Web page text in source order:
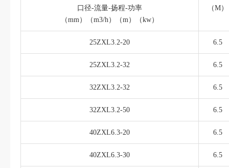
口径-流量-扬程-功率
（mm）（m3/h）（m）（kw）
（M）
25ZXL3.2-20 6.5
25ZXL3.2-32 6.5
32ZXL3.2-32 6.5
32ZXL3.2-50 6.5
40ZXL6.3-20 6.5
40ZXL6.3-30 6.5